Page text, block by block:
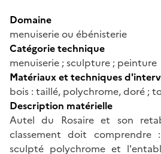
Domaine
menuiserie ou ébénisterie
Catégorie technique
menuiserie ; sculpture ; peinture
Matériaux et techniques
bois : taillé, polychrome, doré ;
Description matérielle
Autel du Rosaire et son
classement doit
sculpté polychrome et